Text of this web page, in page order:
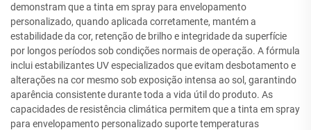
demonstram que a tinta em spray para envelopamento
personalizado, quando aplicada corretamente, mantém a
estabilidade da cor, retenção de brilho e integridade da superfície
por longos períodos sob condições normais de operação. A fórmula
inclui estabilizantes UV especializados que evitam desbotamento e
alterações na cor mesmo sob exposição intensa ao sol, garantindo
aparência consistente durante toda a vida útil do produto. As
capacidades de resistência climática permitem que a tinta em spray
para envelopamento personalizado suporte temperaturas